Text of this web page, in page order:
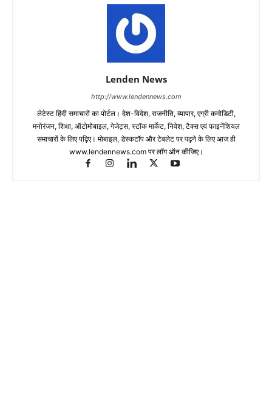
Lenden News
http://www.lendennews.com
लेटेस्ट हिंदी समाचारों का पोर्टल। देश-विदेश, राजनीति, व्यापार, एग्री कमोडिटी,
मनोरंजन, शिक्षा, ऑटोमोबाइल, गेजेट्स, स्टॉक मार्केट, निवेश, टैक्स एवं फाइनेंशियल
समाचारों के लिए पढ़िए। मोबाइल, डेस्कटॉप और टेबलेट पर पढ़ने के लिए आज ही
www.lendennews.com पर लॉग ऑन कीजिए।